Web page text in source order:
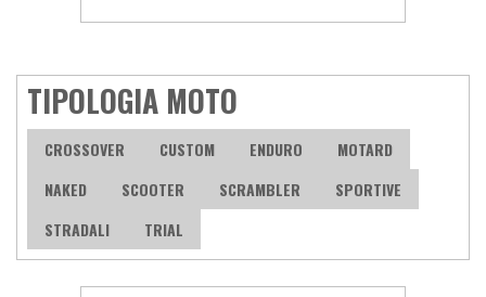
TIPOLOGIA MOTO
CROSSOVER CUSTOM ENDURO
MOTARD
NAKED
SCOOTER SCRAMBLER
SPORTIVE
STRADALI
TRIAL